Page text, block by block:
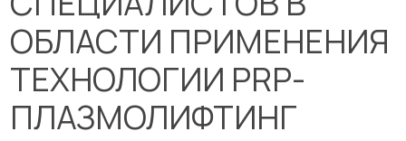
ОБЛАСТИ ПРИМЕНЕНИЯ
ТЕХНОЛОГИИ PRP-
ПЛАЗМОЛИФТИНГ